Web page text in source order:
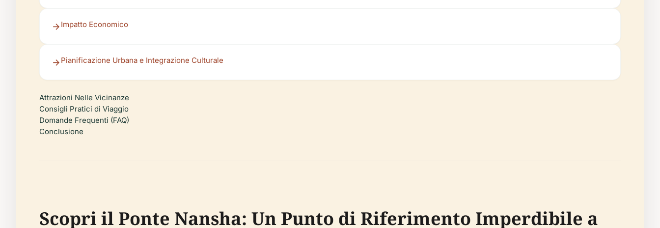
Impatto Economico
Pianificazione Urbana e Integrazione Culturale
Attrazioni Nelle Vicinanze
Consigli Pratici di Viaggio
Domande Frequenti (FAQ)
Conclusione
Scopri il Ponte Nansha: Un Punto di Riferimento Imperdibile a